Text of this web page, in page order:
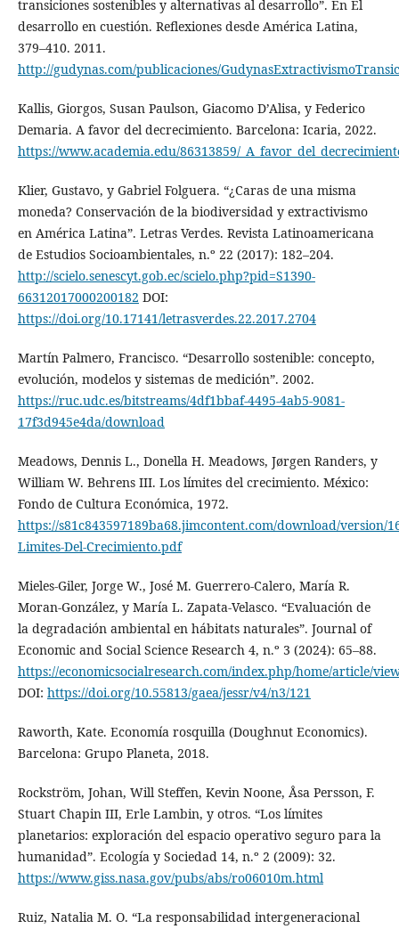
transiciones sostenibles y alternativas al desarrollo”. En El
desarrollo en cuestión. Reflexiones desde América Latina,
379–410. 2011.
http://gudynas.com/publicaciones/
Kallis, Giorgos, Susan Paulson, Giacomo D’Alisa, y Federico
Demaria. A favor del decrecimiento. Barcelona: Icaria, 2022.
https://www.academia.edu/86313859/
Klier, Gustavo, y Gabriel Folguera. “¿Caras de una misma
moneda? Conservación de la biodiversidad y extractivismo
en América Latina”. Letras Verdes. Revista Latinoamericana
de Estudios Socioambientales, n.º 22 (2017): 182–204.
http://scielo.senescyt.gob.ec/scielo.php?pid=S1390-
66312017000200182 DOI:
https://doi.org/10.17141/letrasverdes.22.2017.2704
Martín Palmero, Francisco. “Desarrollo sostenible: concepto,
evolución, modelos y sistemas de medición”. 2002.
https://ruc.udc.es/bitstreams/4df1bbaf-4495-4ab5-9081-
17f3d945e4da/download
Meadows, Dennis L., Donella H. Meadows, Jørgen Randers, y
William W. Behrens III. Los límites del crecimiento. México:
Fondo de Cultura Económica, 1972.
https://s81c843597189ba68.jimcontent.com/download/version/
Limites-Del-Crecimiento.pdf
Mieles-Giler, Jorge W., José M. Guerrero-Calero, María R.
Moran-González, y María L. Zapata-Velasco. “Evaluación de
la degradación ambiental en hábitats naturales”. Journal of
Economic and Social Science Research 4, n.º 3 (2024): 65–88.
https://economicsocialresearch.com/index.php/home/article/
DOI: https://doi.org/10.55813/gaea/jessr/v4/n3/121
Raworth, Kate. Economía rosquilla (Doughnut Economics).
Barcelona: Grupo Planeta, 2018.
Rockström, Johan, Will Steffen, Kevin Noone, Åsa Persson, F.
Stuart Chapin III, Erle Lambin, y otros. “Los límites
planetarios: exploración del espacio operativo seguro para la
humanidad”. Ecología y Sociedad 14, n.º 2 (2009): 32.
https://www.giss.nasa.gov/pubs/abs/ro06010m.html
Ruiz, Natalia M. O. “La responsabilidad intergeneracional